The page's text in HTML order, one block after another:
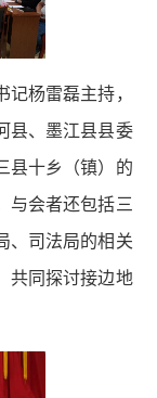
杨雷磊主持，
县、墨江县县委
县十乡（镇）的
与会者还包括三
、司法局的相关
共同探讨接边地